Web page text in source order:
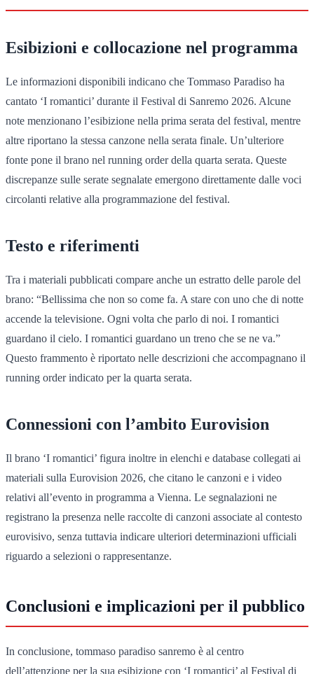
Esibizioni e collocazione nel programma
Le informazioni disponibili indicano che Tommaso Paradiso ha
cantato ‘I romantici’ durante il Festival di Sanremo 2026. Alcune
note menzionano l’esibizione nella prima serata del festival, mentre
altre riportano la stessa canzone nella serata finale. Un’ulteriore
fonte pone il brano nel running order della quarta serata. Queste
discrepanze sulle serate segnalate emergono direttamente dalle voci
circolanti relative alla programmazione del festival.
Testo e riferimenti
Tra i materiali pubblicati compare anche un estratto delle parole del
brano: “Bellissima che non so come fa. A stare con uno che di notte
accende la televisione. Ogni volta che parlo di noi. I romantici
guardano il cielo. I romantici guardano un treno che se ne va.”
Questo frammento è riportato nelle descrizioni che accompagnano il
running order indicato per la quarta serata.
Connessioni con l’ambito Eurovision
Il brano ‘I romantici’ figura inoltre in elenchi e database collegati ai
materiali sulla Eurovision 2026, che citano le canzoni e i video
relativi all’evento in programma a Vienna. Le segnalazioni ne
registrano la presenza nelle raccolte di canzoni associate al contesto
eurovisivo, senza tuttavia indicare ulteriori determinazioni ufficiali
riguardo a selezioni o rappresentanze.
Conclusioni e implicazioni per il pubblico
In conclusione, tommaso paradiso sanremo è al centro
dell’attenzione per la sua esibizione con ‘I romantici’ al Festival di